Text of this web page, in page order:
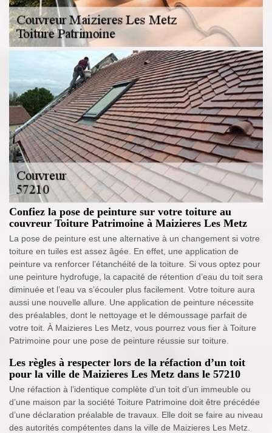
Confiez la pose de peinture sur votre toiture au
couvreur Toiture Patrimoine à Maizieres Les Metz
La pose de peinture est une alternative à un changement si votre
toiture en tuiles est assez âgée. En effet, une application de
peinture va renforcer l’étanchéité de la toiture. Si vous optez pour
une peinture hydrofuge, la capacité de rétention d’eau du toit sera
diminuée et l’eau va s’écouler plus facilement. Votre toiture aura
aussi une nouvelle allure. Une application de peinture nécessite
des préalables, dont le nettoyage et le démoussage parfait de
votre toit. À Maizieres Les Metz, vous pourrez vous fier à Toiture
Patrimoine pour une pose de peinture réussie sur toiture.
Les règles à respecter lors de la réfaction d’un toit
pour la ville de Maizieres Les Metz dans le 57210
Une réfaction à l’identique complète d’un toit d’un immeuble ou
d’une maison par la société Toiture Patrimoine doit être précédée
d’une déclaration préalable de travaux. Elle doit se faire au niveau
des autorités compétentes dans la ville de Maizieres Les Metz.